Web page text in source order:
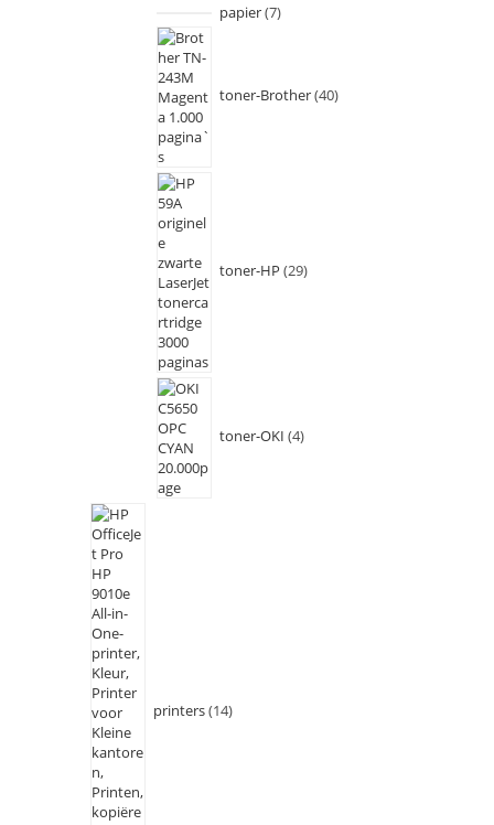
papier 7
toner-Brother 40
toner-HP 29
toner-OKI 4
printers 14